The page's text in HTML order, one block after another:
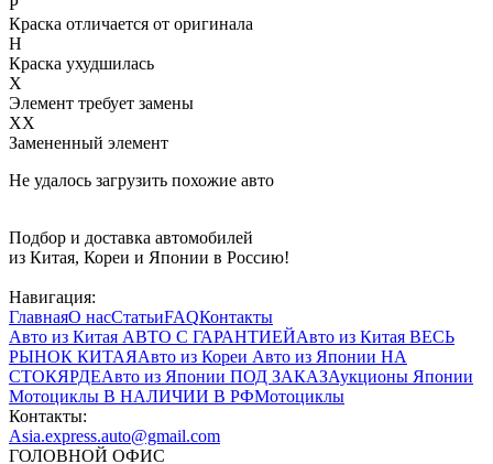
P
Краска отличается от оригинала
H
Краска ухудшилась
X
Элемент требует замены
XX
Замененный элемент
Не удалось загрузить похожие авто
Подбор и доставка автомобилей
из Китая, Кореи и Японии в Россию!
Навигация:
ГлавнаяО насСтатьиFAQКонтакты
Авто из Китая АВТО С ГАРАНТИЕЙАвто из Китая ВЕСЬ
РЫНОК КИТАЯАвто из Кореи Авто из Японии НА
СТОКЯРДЕАвто из Японии ПОД ЗАКАЗАукционы Японии
Мотоциклы В НАЛИЧИИ В РФМотоциклы
Контакты:
Asia.express.auto@gmail.com
ГОЛОВНОЙ ОФИС